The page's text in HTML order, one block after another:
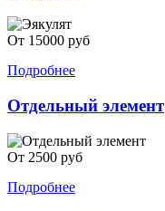
От 15000 руб
Подробнее
Отдельный элемент
От 2500 руб
Подробнее